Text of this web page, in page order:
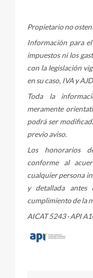
Propietario no
Información para
impuestos ni los
con la legislación
en su caso, IVA y
Toda la
meramente
podrá ser
previo aviso.
Los honorarios
conforme al
cualquier persona
y detallada antes
cumplimiento de la
AICAT 5243 · API